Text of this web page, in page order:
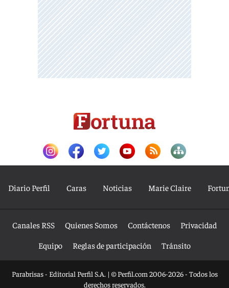
Diario Perfil Caras Noticias Marie Claire
Canales RSS Quienes Somos Contáctenos
Privacidad
Equipo
Reglas de participación Tránsito
Parabrisas - Editorial Perfil S.A. | © Perfil.com 2006-2026 - Todos los
derechos reservados.